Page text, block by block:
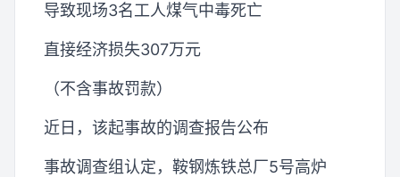
导致现场3名工人煤气中毒死亡
直接经济损失307万元
（不含事故罚款）
近日，该起事故的调查报告公布
事故调查组认定，鞍钢炼铁总厂5号高炉